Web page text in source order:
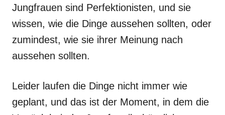
Jungfrauen sind Perfektionisten, und sie
wissen, wie die Dinge aussehen sollten, oder
zumindest, wie sie ihrer Meinung nach
aussehen sollten.
Leider laufen die Dinge nicht immer wie
geplant, und das ist der Moment, in dem die